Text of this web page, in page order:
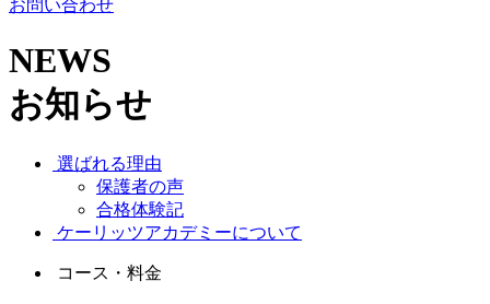
お問い合わせ
NEWS
お知らせ
選ばれる理由
保護者の声
合格体験記
ケーリッツアカデミーについて
コース・料金